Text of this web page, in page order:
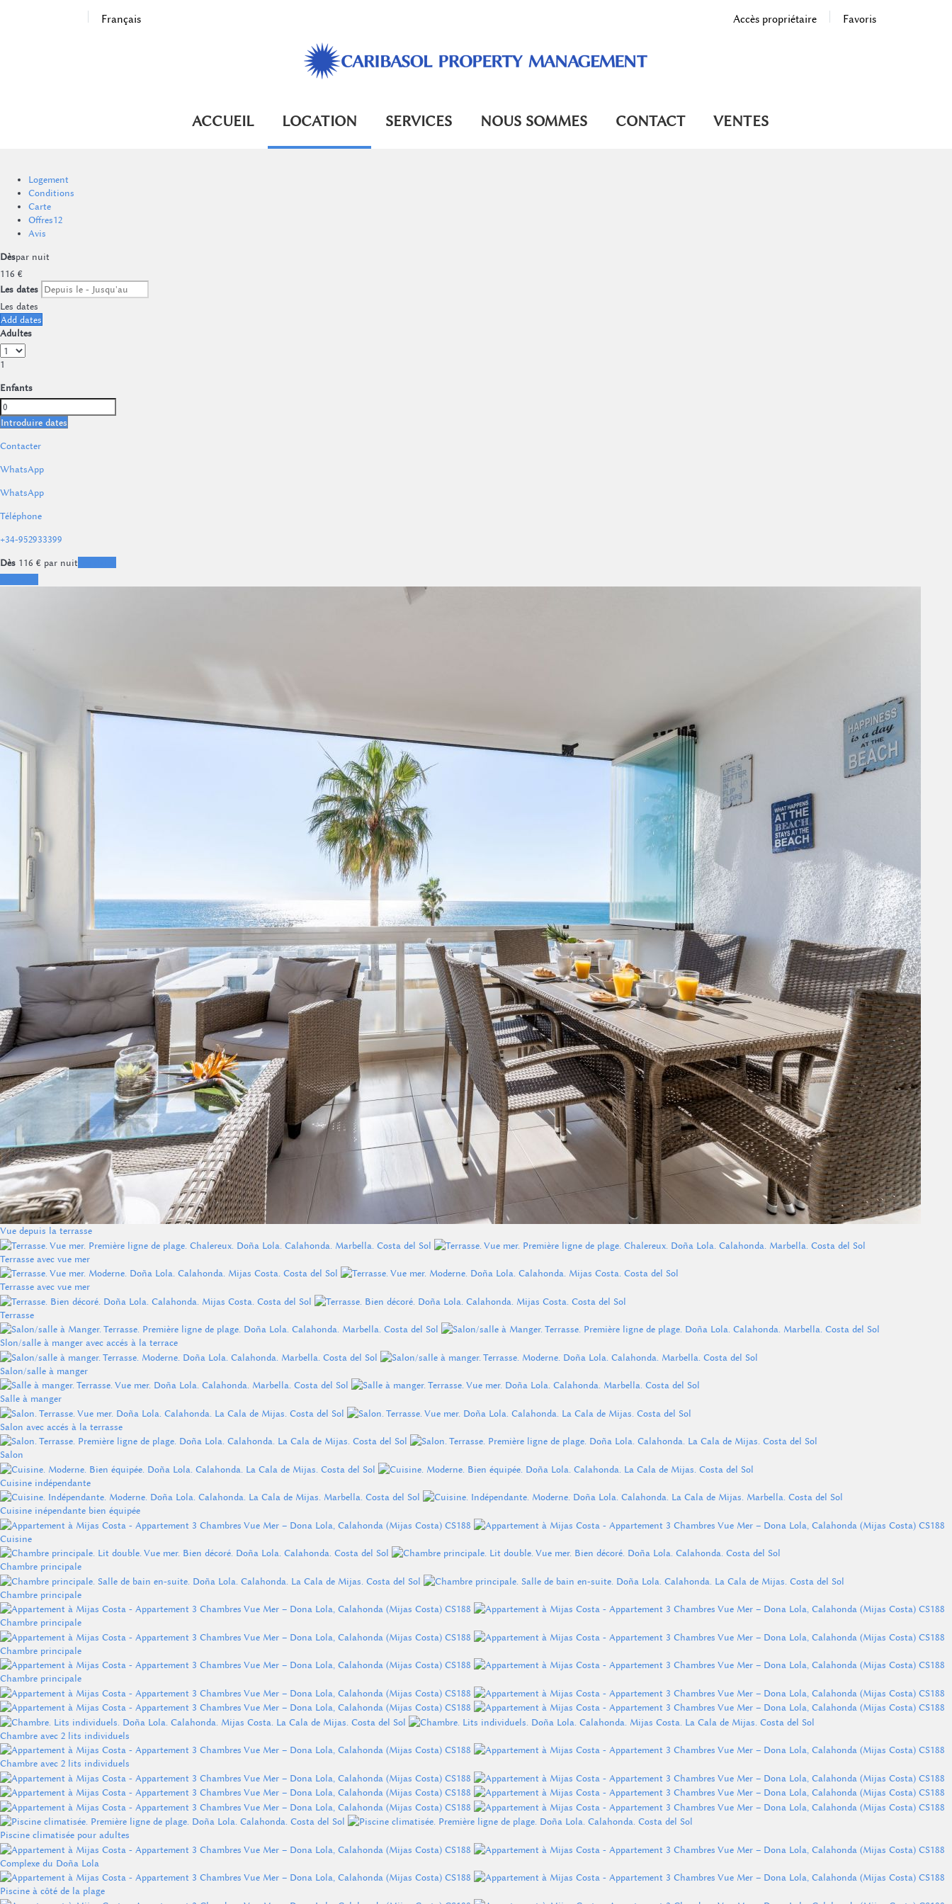
Français Favoris
Accès propriétaire
ACCUEIL LOCATION SERVICES NOUS SOMMES CONTACT VENTES
Logement
Conditions
Carte
Offres12
Avis
Dèspar nuit
116 €
Les dates
Les dates
Add dates
Adultes
1
Enfants
Introduire dates
Contacter
WhatsApp
WhatsApp
Téléphone
+34-952933399
Dès 116 € par nuit
Vue depuis la terrasse
Terrasse avec vue mer
Terrasse avec vue mer
Terrasse
Slon/salle à manger avec accés à la terrace
Salon/salle à manger
Salle à manger
Salon avec accés à la terrasse
Salon
Cuisine indépendante
Cuisine inépendante bien équipée
Cuisine
Chambre principale
Chambre principale
Chambre principale
Chambre principale
Chambre principale
Chambre avec 2 lits individuels
Chambre avec 2 lits individuels
Piscine climatisée pour adultes
Complexe du Doña Lola
Piscine à côté de la plage